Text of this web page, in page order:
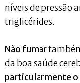
níveis de pressão
triglicérides.
Não fumar
da boa saúde
particularmente o